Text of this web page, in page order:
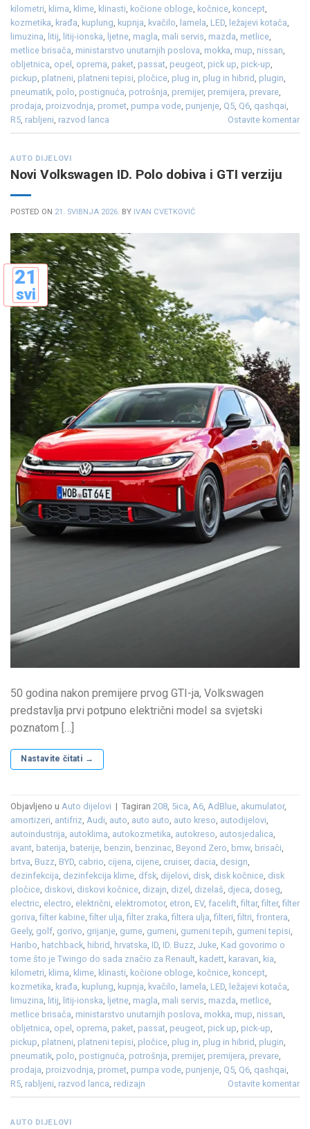
kilometri, klima, klime, klinasti, kočione obloge, kočnice, koncept,
kozmetika, krađa, kuplung, kupnja, kvačilo, lamela, LED, ležajevi kotača,
limuzina, litij, litij-ionska, ljetne, magla, mali servis, mazda, metlice,
metlice brisača, ministarstvo unutarnjih poslova, mokka, mup, nissan,
obljetnica, opel , oprema, paket, passat, peugeot, pick up, pick-up,
pickup, platneni, platneni tepisi, pločice, plug in, plug in hibrid, plugin,
pneumatik, polo, postignuća, potrošnja, premijer, premijera, prevare,
prodaja, proizvodnja, promet, pumpa vode, punjenje, Q5, Q6, qashqai,
R5, rabljeni, razvod lanca Ostavite komentar
AUTO DIJELOVI
Novi Volkswagen ID. Polo dobiva i GTI verziju
POSTED ON 21. SVIBNJA 2026. BY IVAN CVETKOVIĆ
21
svi
50 godina nakon premijere prvog GTI-ja, Volkswagen
predstavlja prvi potpuno električni model sa svjetski
poznatom […]
Nastavite čitati →
Objavljeno u Auto dijelovi | Tagiran 208, 5ica, A6, AdBlue, akumulator,
amortizeri, antifriz, Audi, auto, auto auto, auto kreso, autodijelovi,
autoindustrija, autoklima, autokozmetika, autokreso, autosjedalica,
avant, baterija, baterije, benzin, benzinac, Beyond Zero, bmw, brisači,
brtva, Buzz, BYD, cabrio, cijena, cijene, cruiser, dacia, design,
dezinfekcija, dezinfekcija klime, dfsk, dijelovi, disk, disk kočnice, disk
pločice, diskovi, diskovi kočnice, dizajn, dizel , dizelaš, djeca, doseg,
electric, electro, električni, elektromotor, etron, EV, facelift,filtar,filter,filter
goriva,filter kabine,filter ulja,filter zraka,filtera ulja,filteri,filtri, frontera,
Geely, golf, gorivo, grijanje, gume, gumeni, gumeni tepih, gumeni tepisi,
Haribo, hatchback, hibrid, hrvatska, ID, ID. Buzz, Juke, Kad govorimo o
tome što je Twingo do sada značio za Renault, kadett, karavan, kia,
kilometri, klima, klime, klinasti, kočione obloge, kočnice, koncept,
kozmetika, krađa, kuplung, kupnja, kvačilo, lamela, LED, ležajevi kotača,
limuzina, litij, litij-ionska, ljetne, magla, mali servis, mazda, metlice,
metlice brisača, ministarstvo unutarnjih poslova, mokka, mup, nissan,
obljetnica, opel , oprema, paket, passat, peugeot, pick up, pick-up,
pickup, platneni, platneni tepisi, pločice, plug in, plug in hibrid, plugin,
pneumatik, polo, postignuća, potrošnja, premijer, premijera, prevare,
prodaja, proizvodnja, promet, pumpa vode, punjenje, Q5, Q6, qashqai,
R5, rabljeni, razvod lanca, redizajn Ostavite komentar
AUTO DIJELOVI